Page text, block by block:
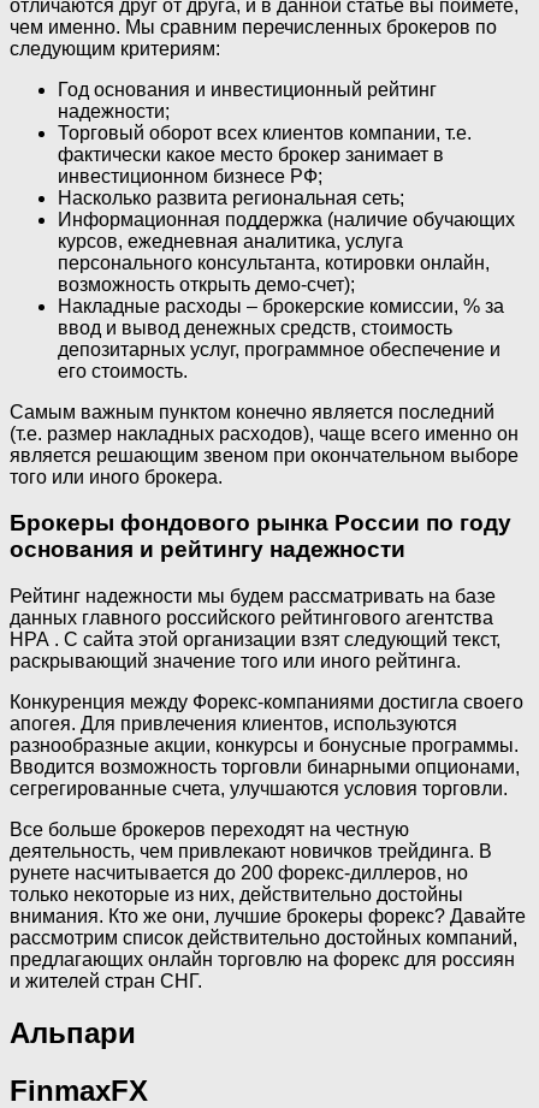
отличаются друг от друга, и в данной статье вы поймете,
чем именно. Мы сравним перечисленных брокеров по
следующим критериям:
Год основания и инвестиционный рейтинг
надежности;
Торговый оборот всех клиентов компании, т.е.
фактически какое место брокер занимает в
инвестиционном бизнесе РФ;
Насколько развита региональная сеть;
Информационная поддержка (наличие обучающих
курсов, ежедневная аналитика, услуга
персонального консультанта, котировки онлайн,
возможность открыть демо-счет);
Накладные расходы – брокерские комиссии, % за
ввод и вывод денежных средств, стоимость
депозитарных услуг, программное обеспечение и
его стоимость.
Самым важным пунктом конечно является последний
(т.е. размер накладных расходов), чаще всего именно он
является решающим звеном при окончательном выборе
того или иного брокера.
Брокеры фондового рынка России по году
основания и рейтингу надежности
Рейтинг надежности мы будем рассматривать на базе
данных главного российского рейтингового агентства
НРА . С сайта этой организации взят следующий текст,
раскрывающий значение того или иного рейтинга.
Конкуренция между Форекс-компаниями достигла своего
апогея. Для привлечения клиентов, используются
разнообразные акции, конкурсы и бонусные программы.
Вводится возможность торговли бинарными опционами,
сегрегированные счета, улучшаются условия торговли.
Все больше брокеров переходят на честную
деятельность, чем привлекают новичков трейдинга. В
рунете насчитывается до 200 форекс-диллеров, но
только некоторые из них, действительно достойны
внимания. Кто же они, лучшие брокеры форекс? Давайте
рассмотрим список действительно достойных компаний,
предлагающих онлайн торговлю на форекс для россиян
и жителей стран СНГ.
Альпари
FinmaxFX